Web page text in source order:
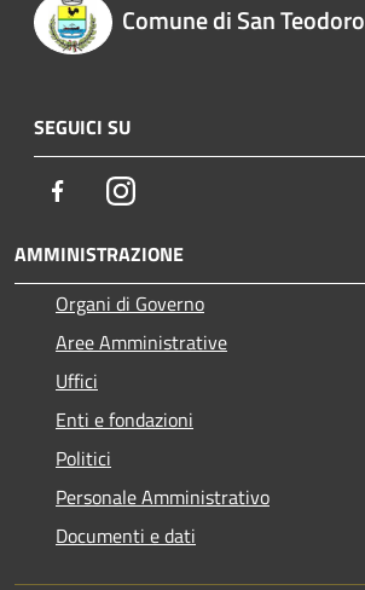
Comune di San Teodoro
SEGUICI SU
FacebookInstagram
AMMINISTRAZIONE
Organi di Governo
Aree Amministrative
Uffici
Enti e fondazioni
Politici
Personale Amministrativo
Documenti e dati